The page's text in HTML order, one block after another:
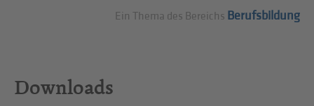
Ein Thema des Bereichs Berufsbildung
Downloads